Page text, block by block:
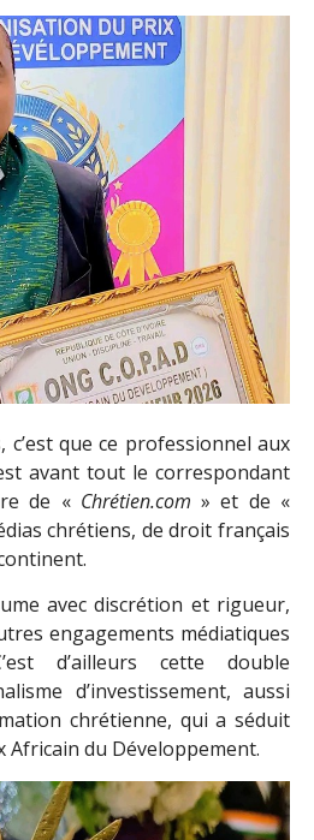
c’est que ce professionnel aux
avant tout le correspondant
de « Chrétien.com » et de «
chrétiens, de droit français
avec discrétion et rigueur,
engagements médiatiques
d’ailleurs cette double
d’investissement, aussi
chrétienne, qui a séduit
du Développement.